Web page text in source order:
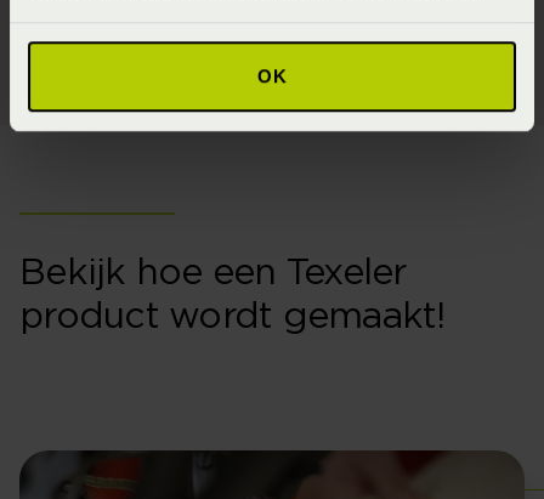
OK
Bekijk hoe een Texeler
product wordt gemaakt!